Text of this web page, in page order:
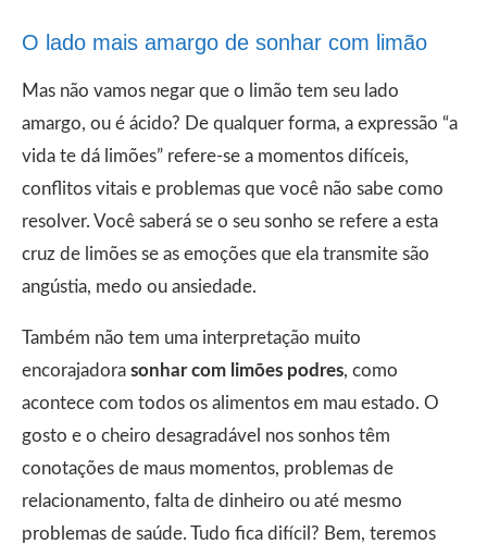
O lado mais amargo de sonhar com limão
Mas não vamos negar que o limão tem seu lado
amargo, ou é ácido? De qualquer forma, a expressão “a
vida te dá limões” refere-se a momentos difíceis,
conflitos vitais e problemas que você não sabe como
resolver. Você saberá se o seu sonho se refere a esta
cruz de limões se as emoções que ela transmite são
angústia, medo ou ansiedade.
Também não tem uma interpretação muito
encorajadora sonhar com limões podres, como
acontece com todos os alimentos em mau estado. O
gosto e o cheiro desagradável nos sonhos têm
conotações de maus momentos, problemas de
relacionamento, falta de dinheiro ou até mesmo
problemas de saúde. Tudo fica difícil? Bem, teremos